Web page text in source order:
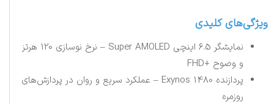
ویژگی‌های کلیدی
نمایشگر 6.5 اینچی Super AMOLED – نرخ نوسازی 120 هرتز
و وضوح +FHD
پردازنده Exynos 1480 – عملکرد سریع و روان در پردازش‌های
روزمره